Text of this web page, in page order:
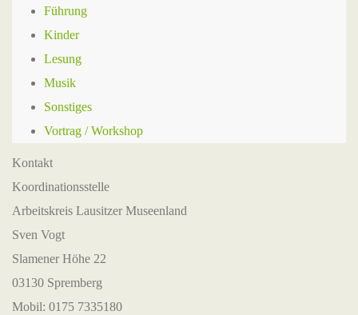
Führung
Kinder
Lesung
Musik
Sonstiges
Vortrag / Workshop
Kontakt
Koordinationsstelle
Arbeitskreis Lausitzer Museenland
Sven Vogt
Slamener Höhe 22
03130 Spremberg
Mobil: 0175 7335180